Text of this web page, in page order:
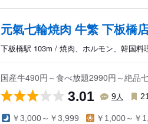
元氣七輪焼肉 牛繁 下板橋
下板橋駅 103m / 焼肉、ホルモン、韓国料
国産牛490円～食べ放題2990円～絶品
3.01 9人
￥3,000～￥3,999 ￥1,000～￥